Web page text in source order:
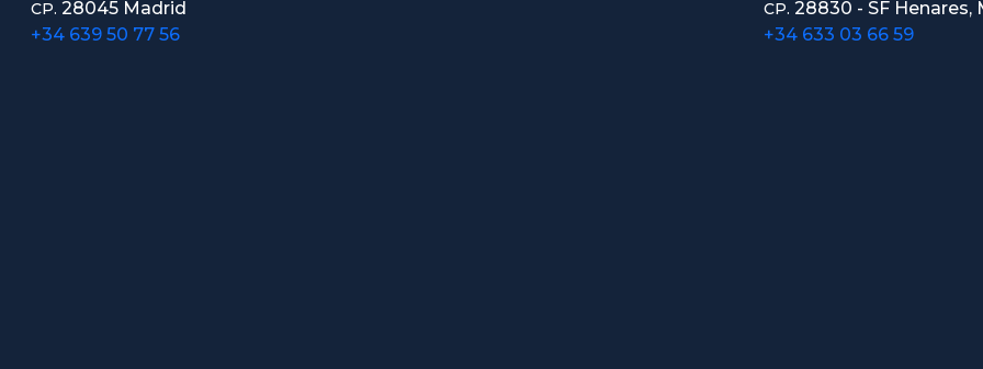
CP. 28045 Madrid
+34 639 50 77 56
CP. 28830 - SF Henares,
+34 633 03 66 59